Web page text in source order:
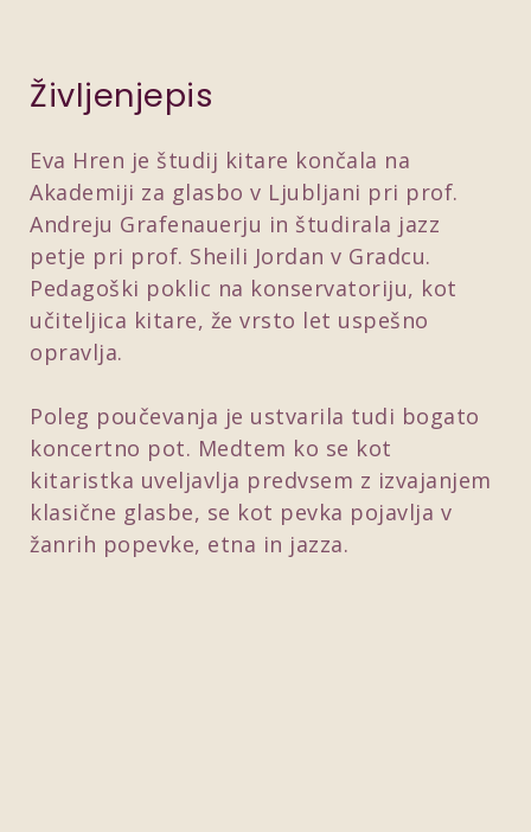
Življenjepis
Eva Hren je študij kitare končala na
Akademiji za glasbo v Ljubljani pri prof.
Andreju Grafenauerju in študirala jazz
petje pri prof. Sheili Jordan v Gradcu.
Pedagoški poklic na konservatoriju, kot
učiteljica kitare, že vrsto let uspešno
opravlja.
Poleg poučevanja je ustvarila tudi bogato
koncertno pot. Medtem ko se kot
kitaristka uveljavlja predvsem z izvajanjem
klasične glasbe, se kot pevka pojavlja v
žanrih popevke, etna in jazza.